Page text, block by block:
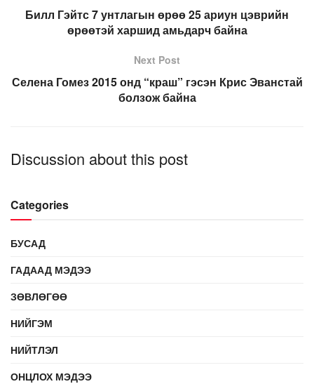
Билл Гэйтс 7 унтлагын өрөө 25 ариун цэврийн
өрөөтэй харшид амьдарч байна
Next Post
Селена Гомез 2015 онд “краш” гэсэн Крис Эванстай
болзож байна
Discussion about this post
Categories
БУСАД
ГАДААД МЭДЭЭ
ЗӨВЛӨГӨӨ
НИЙГЭМ
НИЙТЛЭЛ
ОНЦЛОХ МЭДЭЭ